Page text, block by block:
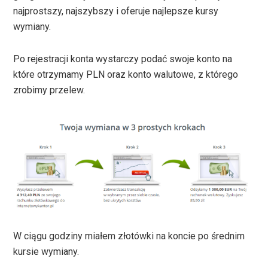
najprostszy, najszybszy i oferuje najlepsze kursy
wymiany.
Po rejestracji konta wystarczy podać swoje konto na
które otrzymamy PLN oraz konto walutowe, z którego
zrobimy przelew.
W ciągu godziny miałem złotówki na koncie po średnim
kursie wymiany.